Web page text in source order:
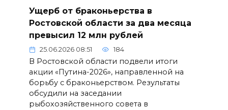
Ущерб от браконьерства в
Ростовской области за два месяца
превысил 12 млн рублей
25.06.2026 08:51 184
В Ростовской области подвели итоги
акции «Путина-2026», направленной на
борьбу с браконьерством. Результаты
обсудили на заседании
рыбохозяйственного совета в